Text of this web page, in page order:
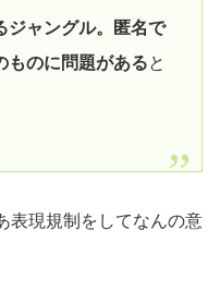
ジャングル。匿名で
ものに問題があると
表現規制をしてなんの意